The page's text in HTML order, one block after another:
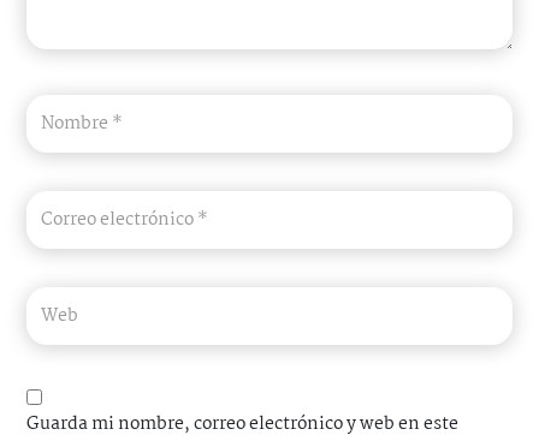
Guarda mi nombre, correo electrónico y web en este